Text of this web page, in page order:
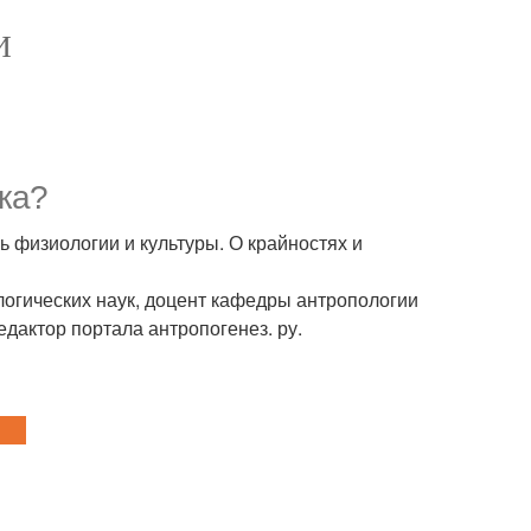
и культуры. О крайностях и
наук, доцент кафедры антропологии
портала антропогенез. ру.